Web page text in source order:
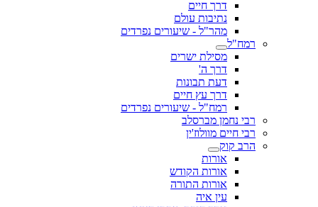
דרך חיים
נתיבות עולם
מהר"ל - שיעורים נפרדים
רמח"ל
מסילת ישרים
דרך ה'
דעת תבונות
דרך עץ חיים
רמח"ל - שיעורים נפרדים
רבי נחמן מברסלב
רבי חיים מוולוז'ין
הרב קוק
אורות
אורות הקודש
אורות התורה
עין איה